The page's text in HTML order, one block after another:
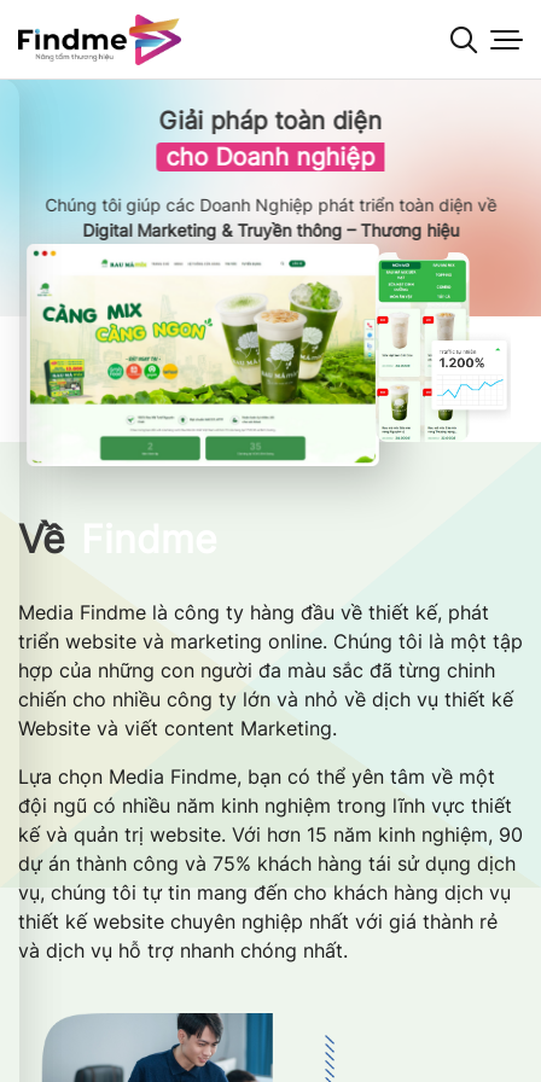
qua
nội
Giải pháp toàn diện
cho Doanh nghiệp
Chúng tôi giúp các Doanh Nghiệp phát triển toàn diện về
Digital Marketing & Truyền thông – Thương hiệu
Về
Media Findme là công ty hàng đầu về thiết kế, phát
triển website và marketing online. Chúng tôi là một tập
hợp của những con người đa màu sắc đã từng chinh
chiến cho nhiều công ty lớn và nhỏ về dịch vụ thiết kế
Website và viết content Marketing.
Lựa chọn Media Findme, bạn có thể yên tâm về một
đội ngũ có nhiều năm kinh nghiệm trong lĩnh vực thiết
kế và quản trị website. Với hơn 15 năm kinh nghiệm, 90
dự án thành công và 75% khách hàng tái sử dụng dịch
vụ, chúng tôi tự tin mang đến cho khách hàng dịch vụ
thiết kế website chuyên nghiệp nhất với giá thành rẻ
và dịch vụ hỗ trợ nhanh chóng nhất.